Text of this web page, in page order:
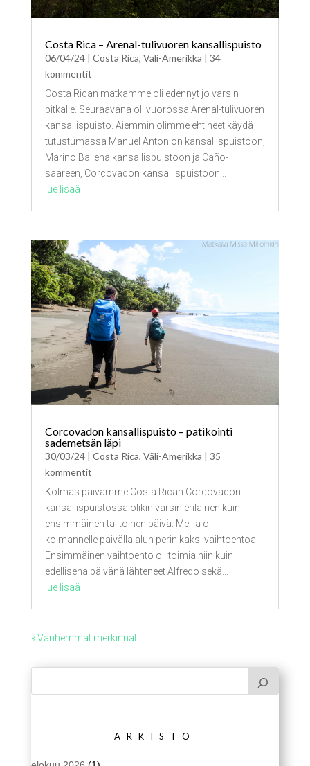
Costa Rica – Arenal-tulivuoren kansallispuisto
06/04/24| Costa Rica, Väli-Amerikka | 34
kommentit
Costa Rican matkamme oli edennyt jo varsin
pitkälle. Seuraavana oli vuorossa Arenal-tulivuoren
kansallispuisto. Aiemmin olimme ehtineet käydä
tutustumassa Manuel Antonion kansallispuistoon,
Marino Ballena kansallispuistoon ja Caño-
saareen, Corcovadon kansallispuistoon...
lue lisää
Corcovadon kansallispuisto – patikointi
sademetsän läpi
30/03/24| Costa Rica, Väli-Amerikka | 35
kommentit
Kolmas päivämme Costa Rican Corcovadon
kansallispuistossa olikin varsin erilainen kuin
ensimmäinen tai toinen päivä. Meillä oli
kolmannelle päivällä alun perin kaksi vaihtoehtoa.
Ensimmäinen vaihtoehto oli toimia niin kuin
edellisenä päivänä lähteneet Alfredo sekä...
lue lisää
« Vanhemmat merkinnät
ARKISTO